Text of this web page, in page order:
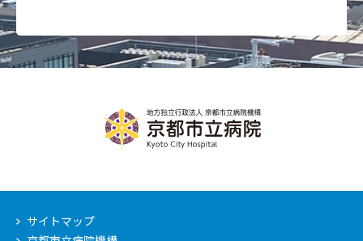
サイトマップ